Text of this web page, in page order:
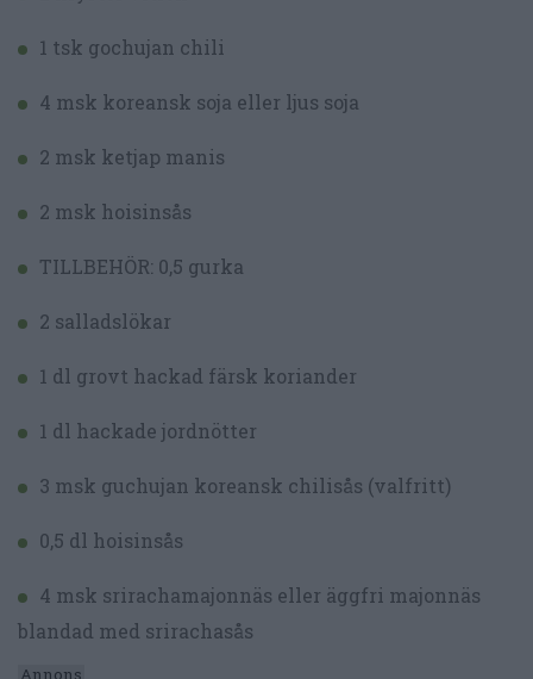
1 tsk gochujan chili
4 msk koreansk soja eller ljus soja
2 msk ketjap manis
2 msk hoisinsås
TILLBEHÖR: 0,5 gurka
2 salladslökar
1 dl grovt hackad färsk koriander
1 dl hackade jordnötter
3 msk guchujan koreansk chilisås (valfritt)
0,5 dl hoisinsås
4 msk srirachamajonnäs eller äggfri majonnäs
blandad med srirachasås